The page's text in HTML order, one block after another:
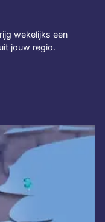
wekelijks een
jouw regio.